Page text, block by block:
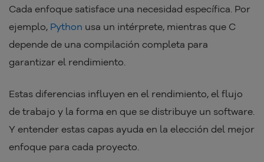
Cada enfoque satisface una necesidad específica. Por
ejemplo, Python usa un intérprete, mientras que C
depende de una compilación completa para
garantizar el rendimiento.
Estas diferencias influyen en el rendimiento, el flujo
de trabajo y la forma en que se distribuye un software.
Y entender estas capas ayuda en la elección del mejor
enfoque para cada proyecto.